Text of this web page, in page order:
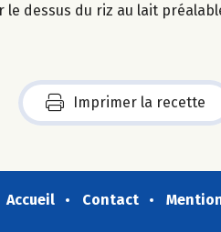
le dessus du riz au lait
Imprimer la recette
Accueil Contact